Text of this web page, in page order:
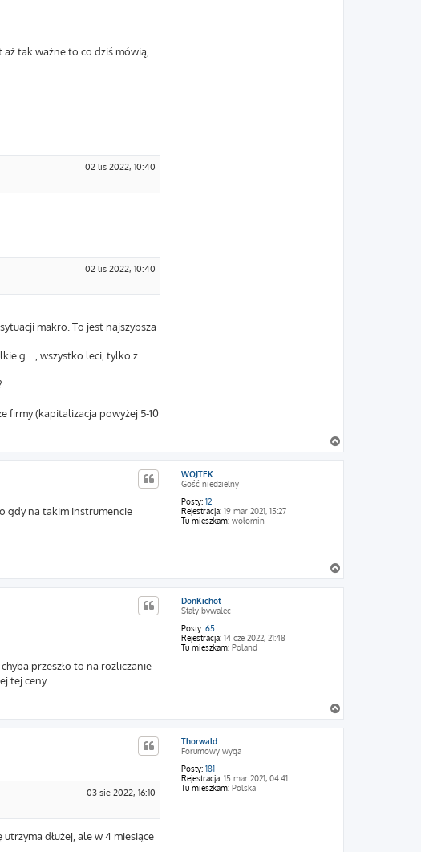
tak ważne to co dziś mówią,
02 lis 2022, 10:40
02 lis 2022, 10:40
makro. To jest najszybsza
g...., wszystko leci, tylko z
firmy (kapitalizacja powyżej 5-10
a
g
WOJTEK
Gość niedzielny
Posty: 12
Rejestracja: 19 mar 2021, 15:27
Tu mieszkam: wołomin
gdy na takim instrumencie
a
g
DonKichot
Stały bywalec
Posty: 65
Rejestracja: 14 cze 2022, 21:48
Tu mieszkam: Poland
przeszło to na rozliczanie
tej ceny.
a
g
Thorwald
Forumowy wyga
Posty: 181
Rejestracja: 15 mar 2021, 04:41
Tu mieszkam: Polska
03 sie 2022, 16:10
dłużej, ale w 4 miesiące